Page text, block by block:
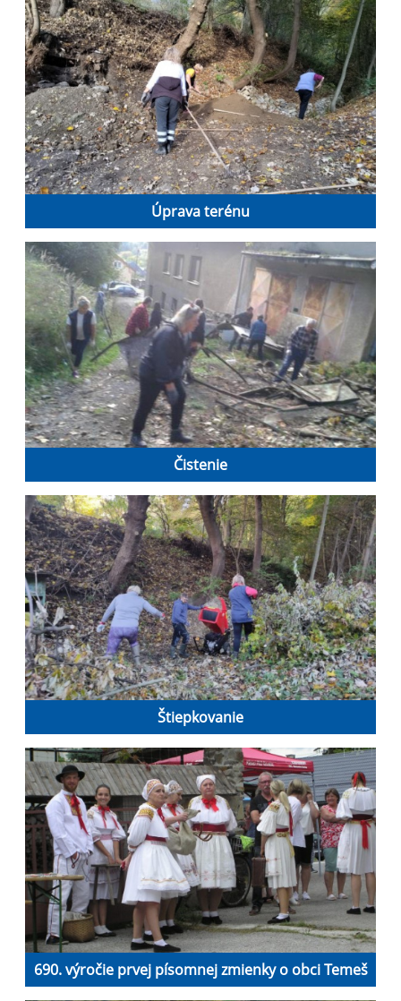
Úprava terénu
Čistenie
Štiepkovanie
690. výročie prvej písomnej zmienky o obci Temeš